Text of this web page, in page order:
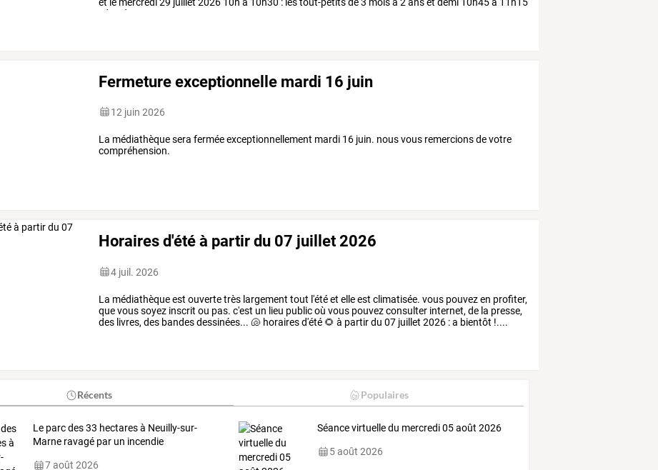
de à
Fermeture exceptionnelle mardi 16 juin
12 juin 2026
La médiathèque sera fermée exceptionnellement mardi 16 juin. nous vous remercions de votre
compréhension.
Horaires d'été à partir du 07 juillet 2026
4 juil. 2026
La médiathèque est ouverte très largement tout l'été et elle est climatisée. vous pouvez en profiter,
que vous soyez inscrit ou pas. c'est un lieu public où vous pouvez consulter internet, de la presse,
des livres, des bandes dessinées... 🐚 horaires d'été 🌻 à partir du 07 juillet 2026 : a bientôt !....
Récents Populaires
Le parc des 33 hectares à Neuilly-sur-
Marne ravagé par un incendie
7 août 2026
Séance virtuelle du mercredi 05 août 2026
5 août 2026